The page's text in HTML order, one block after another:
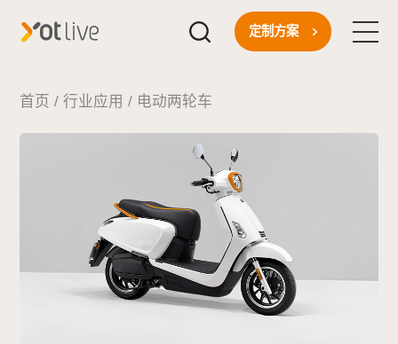
首页
定制方案
首页 / 行业应用 / 电动两轮车